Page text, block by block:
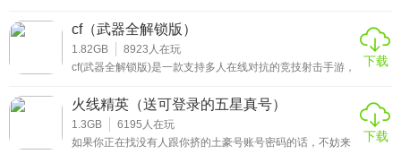
款经过破解后的火柴人题材的城市跑酷玩法游戏，玩家在游
戏中一起进行竞技对局，游戏制作精良，玩法丰富，在这个
繁华的城市里，来一场疯狂的亡命酷跑，非常的不错，任务
丰富多样，乐趣无穷，努力赚取金钱来收集各种强大的武器
cf（武器全解锁版）
1.82GB 8923 人在玩
cf(武器全解锁版)是一款支持多人在线对抗的竞技射击手游，
伴都可以不花钱免费拥有超多王者武器哟!如果你对这个版本
很满意的话，那就不要错过cf破解版满级v随便买武器全解锁
版下载链接哟!
下载
火线精英（送可登录的五星真号）
1.3GB 6195 人在玩
如果你正在找没有人跟你挤的土豪号账号密码的话，不妨来
下载